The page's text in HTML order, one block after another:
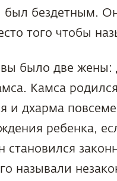
был бездетным.
того чтобы
было две жены:
Камса
и дхарма
ребенка,
становился
называли